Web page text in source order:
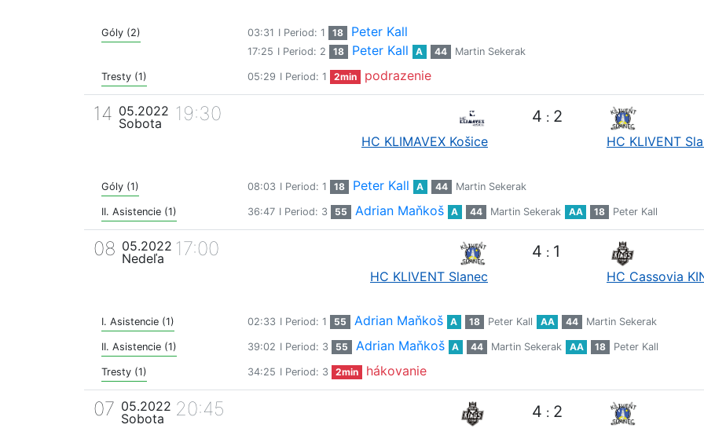
Góly (2) 03:31 I Period: 1 18 Peter Kall
17:25 I Period: 2 18 Peter Kall A 44 Martin Sekerak
Tresty (1) 05:29 I Period: 1 2min podrazenie
14 05.2022
Sobota
19:30
HC KLIMAVEX Košice
4 : 2
HC KLIVENT
Góly (1) 08:03 I Period: 1 18 Peter Kall A 44 Martin Sekerak
II. Asistencie (1) 36:47 I Period: 3 55 Adrian Maňkoš A 44 Martin Sekerak AA 18 Peter Kall
08 05.2022
Nedeľa
17:00
HC KLIVENT Slanec
4 : 1
HC Cassovia
I. Asistencie (1) 02:33 I Period: 1 55 Adrian Maňkoš A 18 Peter Kall AA 44 Martin Sekerak
II. Asistencie (1) 39:02 I Period: 3 55 Adrian Maňkoš A 44 Martin Sekerak AA 18 Peter Kall
Tresty (1) 34:25 I Period: 3 2min hákovanie
07 05.2022
Sobota
20:45 4 : 2